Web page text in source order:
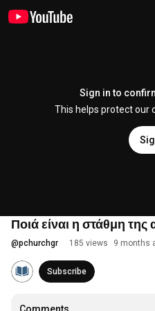
Sign in to
This helps protect our
Ποιά είναι η στάθμη
@pchurchgr 185 views 9 months
Subscribe